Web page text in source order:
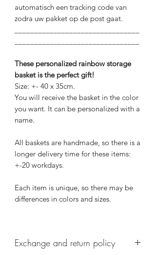
automatisch een tracking code van
zodra uw pakket op de post gaat.
These personalized rainbow storage
basket is the perfect gift!
Size: +- 40 x 35cm.
You will receive the basket in the color
you want. It can be personalized with a
name.
All baskets are handmade, so there is a
longer delivery time for these items:
+-20 workdays.
Each item is unique, so there may be
differences in colors and sizes.
Exchange and return policy